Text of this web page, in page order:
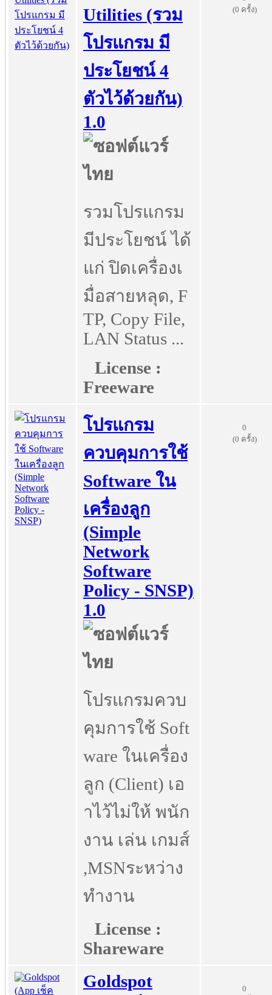
Utilities (รวม
โปรแกรม มี
ประโยชน์ 4
ตัวไว้ด้วยกัน)
1.0
รวมโปรแกรม
มีประโยชน์ ได้
แก่ ปิดเครื่องเ
มื่อสายหลุด, F
TP, Copy File,
LAN Status ...
License :
Freeware
(0 ครั้ง)
โปรแกรม
ควบคุมการใช้
Software ใน
เครื่องลูก
(Simple
Network
Software
Policy - SNSP)
1.0
โปรแกรมควบ
คุมการใช้ Soft
ware ในเครื่อง
ลูก (Client) เอ
าไว้ไม่ให้ พนัก
งาน เล่น เกมส์
,MSNระหว่าง
ทำงาน
License :
Shareware
0
(0 ครั้ง)
Goldspot
0